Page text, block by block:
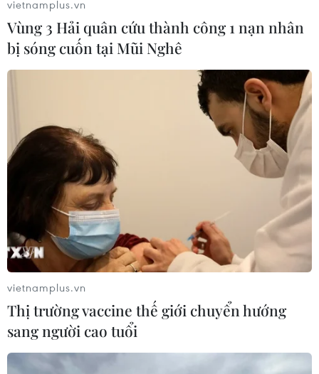
vietnamplus.vn
Vùng 3 Hải quân cứu thành công 1 nạn nhân
bị sóng cuốn tại Mũi Nghê
vietnamplus.vn
Thị trường vaccine thế giới chuyển hướng
sang người cao tuổi